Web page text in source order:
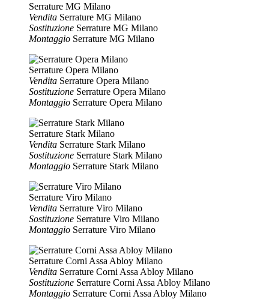
Serrature MG Milano
Vendita Serrature MG Milano
Sostituzione Serrature MG Milano
Montaggio Serrature MG Milano
Serrature Opera Milano
Vendita Serrature Opera Milano
Sostituzione Serrature Opera Milano
Montaggio Serrature Opera Milano
Serrature Stark Milano
Vendita Serrature Stark Milano
Sostituzione Serrature Stark Milano
Montaggio Serrature Stark Milano
Serrature Viro Milano
Vendita Serrature Viro Milano
Sostituzione Serrature Viro Milano
Montaggio Serrature Viro Milano
Serrature Corni Assa Abloy Milano
Vendita Serrature Corni Assa Abloy Milano
Sostituzione Serrature Corni Assa Abloy Milano
Montaggio Serrature Corni Assa Abloy Milano